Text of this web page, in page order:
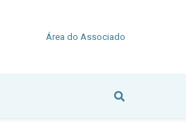
Área do Associado